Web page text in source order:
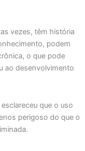
vezes, têm história
podem
o que pode
ao desenvolvimento
que o uso
perigoso do que o